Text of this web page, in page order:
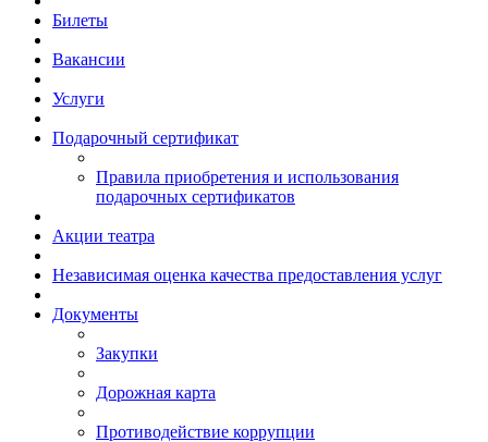
Билеты
Вакансии
Услуги
Подарочный сертификат
Правила приобретения и использования
подарочных сертификатов
Акции театра
Независимая оценка качества предоставления услуг
Документы
Закупки
Дорожная карта
Противодействие коррупции